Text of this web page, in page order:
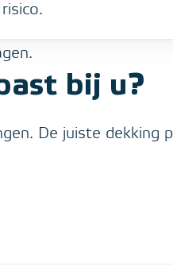
bij u?
De juiste dekking